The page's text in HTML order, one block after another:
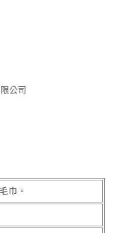
公司
巾。